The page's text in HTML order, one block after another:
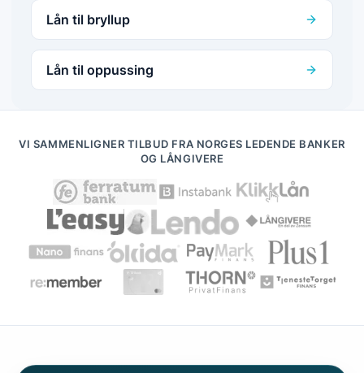
Lån til bryllup
Lån til oppussing
VI SAMMENLIGNER TILBUD FRA NORGES LEDENDE BANKER
OG LÅNGIVERE